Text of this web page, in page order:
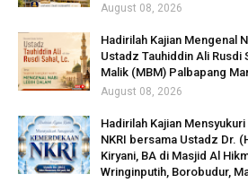
August 08, 2026
Hadirilah Kajian Mengenal
Ustadz Tauhiddin Ali Rusdi
Malik (MBM) Palbapang
August 08, 2026
Hadirilah Kajian
NKRI bersama Ustadz Dr.
Kiryani, BA di Masjid Al
Wringinputih, Borobudur,